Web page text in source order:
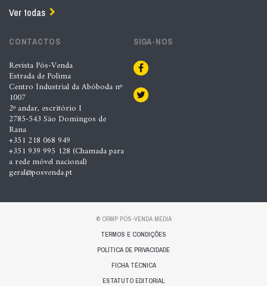
Ver todas
CONTACTOS
Revista Pós-Venda
Estrada de Polima
Centro Industrial da Abóboda nº
1007
2º andar, escritório I
2785-543 São Domingos de
Rana
+351 218 068 949
+351 939 995 128 (Chamada para
a rede móvel nacional)
geral@posvenda.pt
SIGA-NOS
© ORMP PÓS-VENDA MEDIA
TERMOS E CONDIÇÕES
POLÍTICA DE PRIVACIDADE
FICHA TÉCNICA
ESTATUTO EDITORIAL